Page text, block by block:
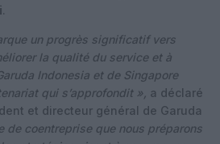
.
un progrès significatif vers
la qualité du service et à
Indonesia et de Singapore
qui s’approfondit », a déclaré
et directeur général de Garuda
de coentreprise que nous préparons